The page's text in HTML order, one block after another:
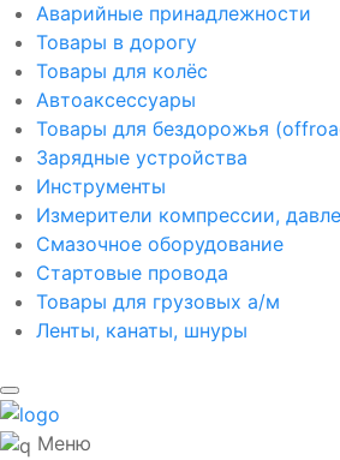
Аварийные принадлежности
Товары в дорогу
Товары для колёс
Автоаксессуары
Товары для бездорожья
Зарядные устройства
Инструменты
Измерители компрессии,
Смазочное оборудование
Стартовые провода
Товары для грузовых а/м
Ленты, канаты, шнуры
Меню